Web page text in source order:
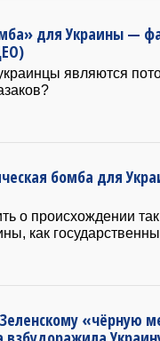
для Украины —
являются
бомба для
о происхождении
как
«чёрную